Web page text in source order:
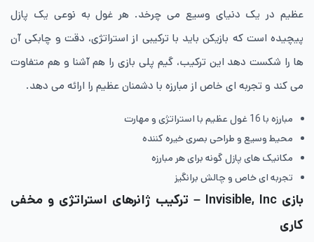
عظیم در یک دنیای وسیع می چرخد. هر غول به نوعی یک پازل
پیچیده است که بازیکن باید با ترکیبی از استراتژی، دقت و چابکی آن
ها را شکست دهد این ترکیب، گیم پلی بازی را هم آشنا و هم متفاوت
می کند و تجربه ای خاص از مبارزه با دشمنان عظیم را ارائه می دهد.
مبارزه با 16 غول عظیم با استراتژی و مهارت
محیط وسیع و طراحی بصری خیره کننده
مکانیک های پازل گونه برای هر مبارزه
تجربه ای خاص و چالش برانگیز
بازی Invisible, Inc – ترکیب ژانرهای استراتژی و مخفی
کاری